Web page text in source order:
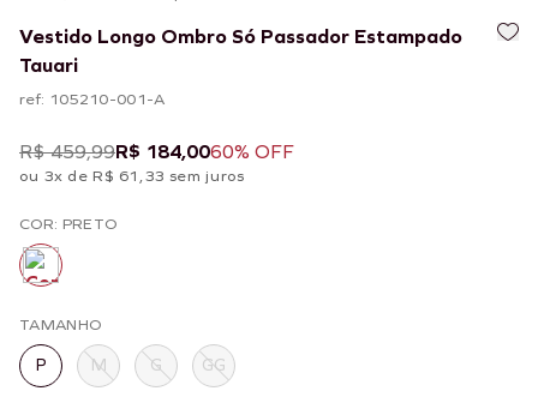
Vestido Longo Ombro Só Passador Estampado
Tauari
ref: 105210-001-A
R$ 459,99R$ 184,0060% OFF
ou 3x de R$ 61,33 sem juros
COR: PRETO
TAMANHO
P M G GG